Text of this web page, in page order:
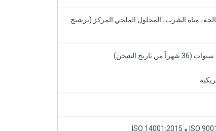
مياه الشرب، المحلول الملحي المركز (ترشيح